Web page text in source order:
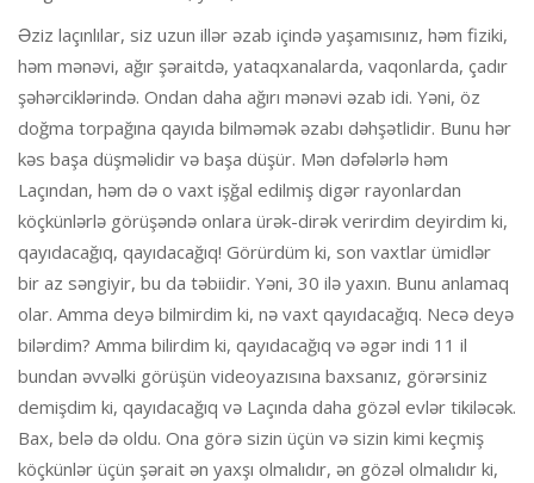
Əziz laçınlılar, siz uzun illər əzab içində yaşamısınız, həm fiziki,
həm mənəvi, ağır şəraitdə, yataqxanalarda, vaqonlarda, çadır
şəhərciklərində. Ondan daha ağırı mənəvi əzab idi. Yəni, öz
doğma torpağına qayıda bilməmək əzabı dəhşətlidir. Bunu hər
kəs başa düşməlidir və başa düşür. Mən dəfələrlə həm
Laçından, həm də o vaxt işğal edilmiş digər rayonlardan
köçkünlərlə görüşəndə onlara ürək-dirək verirdim deyirdim ki,
qayıdacağıq, qayıdacağıq! Görürdüm ki, son vaxtlar ümidlər
bir az səngiyir, bu da təbiidir. Yəni, 30 ilə yaxın. Bunu anlamaq
olar. Amma deyə bilmirdim ki, nə vaxt qayıdacağıq. Necə deyə
bilərdim? Amma bilirdim ki, qayıdacağıq və əgər indi 11 il
bundan əvvəlki görüşün videoyazısına baxsanız, görərsiniz
demişdim ki, qayıdacağıq və Laçında daha gözəl evlər tikiləcək.
Bax, belə də oldu. Ona görə sizin üçün və sizin kimi keçmiş
köçkünlər üçün şərait ən yaxşı olmalıdır, ən gözəl olmalıdır ki,